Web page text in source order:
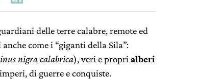
delle terre calabre, remote ed
anche come i “giganti della Sila”:
nigra calabrica), veri e propri alberi
di guerre e conquiste.